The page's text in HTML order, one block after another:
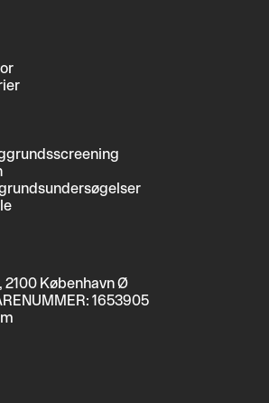
2100 København Ø
1653905